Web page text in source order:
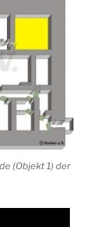
(Objekt 1) der